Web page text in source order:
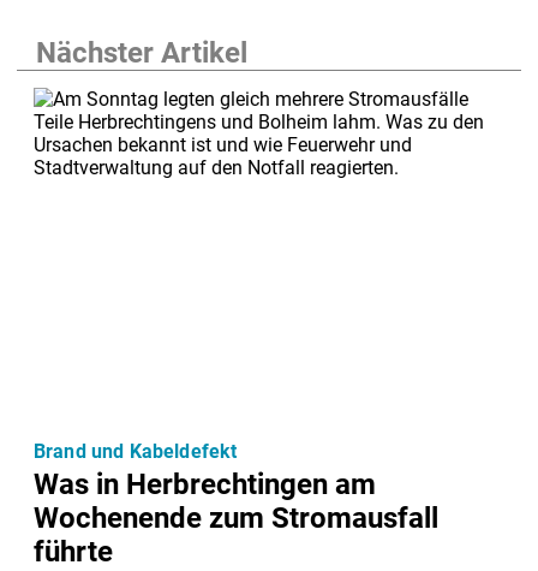
Nächster Artikel
Was in Herbrechtingen am
Wochenende zum Stromausfall
führte
Brand und Kabeldefekt